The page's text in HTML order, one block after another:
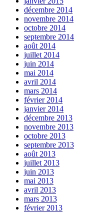
décembre 2014
novembre 2014
octobre 2014
septembre 2014
août 2014
juillet 2014
juin 2014
mai 2014
avril 2014
mars 2014
février 2014
janvier 2014
décembre 2013
novembre 2013
octobre 2013
septembre 2013
août 2013
juillet 2013
juin 2013
mai 2013
avril 2013
mars 2013
février 2013